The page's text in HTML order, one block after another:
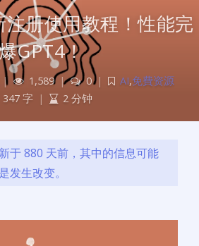
册使用教程！性能完
GPT4！
| 1,589 | 0 | AI,免費资源
347 字 | 2 分钟
于 880 天前，其中的信息可能
发生改变。